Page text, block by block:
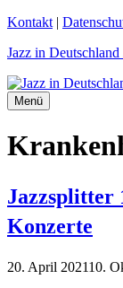
Zum
springen
Kontakt |
Jazz in
Menü
Jazzsplitter
Konzerte
20. April 202110.